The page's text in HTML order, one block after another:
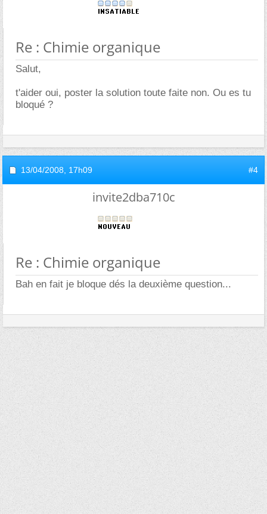
Re : Chimie organique
Salut,
t'aider oui, poster la solution toute faite non. Ou es tu
bloqué ?
13/04/2008, 17h09 #4
invite2dba710c
Re : Chimie organique
Bah en fait je bloque dés la deuxième question...